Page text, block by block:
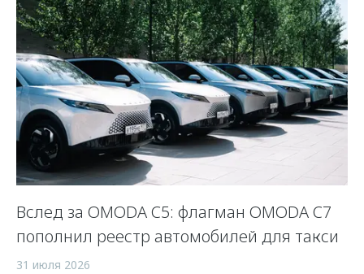
Вслед за OMODA C5: флагман OMODA C7
пополнил реестр автомобилей для такси
31 июля 2026